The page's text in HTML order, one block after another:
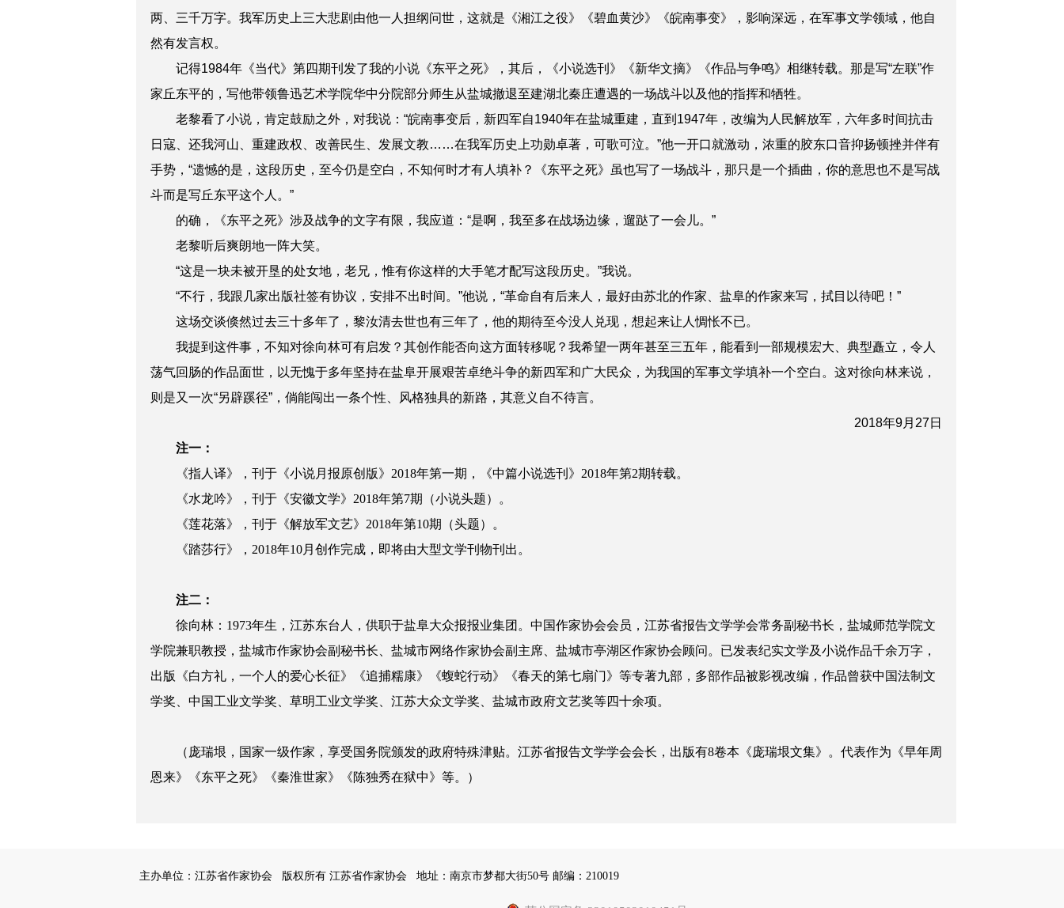
两、三千万字。我军历史上三大悲剧由他一人担纲问世，这就是《湘江之役》《碧血黄沙》《皖南事变》，影响深远，在军事文学领域，他自
然有发言权。
记得1984年《当代》第四期刊发了我的小说《东平之死》，其后，《小说选刊》《新华文摘》《作品与争鸣》相继转载。那是写“左联”作
家丘东平的，写他带领鲁迅艺术学院华中分院部分师生从盐城撤退至建湖北秦庄遭遇的一场战斗以及他的指挥和牺牲。
老黎看了小说，肯定鼓励之外，对我说：“皖南事变后，新四军自1940年在盐城重建，直到1947年，改编为人民解放军，六年多时间抗击
日寇、还我河山、重建政权、改善民生、发展文教……在我军历史上功勋卓著，可歌可泣。”他一开口就激动，浓重的胶东口音抑扬顿挫并伴有
手势，“遗憾的是，这段历史，至今仍是空白，不知何时才有人填补？《东平之死》虽也写了一场战斗，那只是一个插曲，你的意思也不是写战
斗而是写丘东平这个人。”
的确 ，《东平之死》涉及战争的文字有限，我应道：“是啊，我至多在战场边缘，遛跶了一会儿。”
老黎听后爽朗地一阵大笑。
“这是一块未被开垦的处女地，老兄，惟有你这样的大手笔才配写这段历史。”我说。
“不行，我跟几家出版社签有协议，安排不出时间。”他说，“革命自有后来人，最好由苏北的作家、盐阜的作家来写，拭目以待吧！”
这场交谈倏然过去三十多年了，黎汝清去世也有三年了，他的期待至今没人兑现，想起来让人惆怅不已。
我提到这件事，不知对徐向林可有启发？其创作能否向这方面转移呢？我希望一两年甚至三五年，能看到一部规模宏大、典型矗立，令人
荡气回肠的作品面世，以无愧于多年坚持在盐阜开展艰苦卓绝斗争的新四军和广大民众，为我国的军事文学填补一个空白。这对徐向林来说，
则 是又一次“另辟蹊径”，倘能闯出一条个性、风格独具的新路，其意义自不待言。
2018年9月27日
注一：
《指人译》，刊于《小说月报原创版》2018年第一期，《中篇小说选刊》2018年第2期转载。
《水龙吟》，刊于《安徽文学》2018年第7期（小说头题）。
《莲花落》，刊于《解放军文艺》2018年第10期（头题）。
《踏莎行》，2018年10月创作完成，即将由大型文学刊物刊出。
注二：
徐向林：1973年生，江苏东台人，供职于盐阜大众报报业集团。中国作家协会会员，江苏省报告文学学会常务副秘书长，盐城师范学院文
学院兼职教授，盐城市作家协会副秘书长、盐城市网络作家协会副主席、盐城市亭湖区作家协会顾问。已发表纪实文学及小说作品千余万字，
出版《白方礼，一个人的爱心长征》《追捕糯康》《蝮蛇行动》《春天的第七扇门》等专著九部，多部作品被影视改编，作品曾获中国法制文
学奖、中国工业文学奖、草明工业文学奖、江苏大众文学奖、盐城市政府文艺奖等四十余项。
（庞瑞垠，国家一级作家，享受国务院颁发的政府特殊津贴。江苏省报告文学学会会长，出版有8卷本《庞瑞垠文集》。代表作为《早年周
恩来》《东平之死》《秦淮世家》《陈独秀在狱中》等。）
主办单位：江苏省作家协会 版权所有 江苏省作家协会 地址：南京市梦都大街50号 邮编：210019